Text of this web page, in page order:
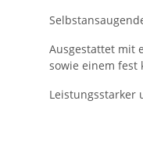
Ausgestattet mit
sowie einem fest
Leistungsstarker